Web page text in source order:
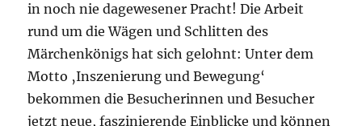
in noch nie dagewesener Pracht! Die Arbeit
rund um die Wägen und Schlitten des
Märchenkönigs hat sich gelohnt: Unter dem
Motto ‚Inszenierung und Bewegung‘
bekommen die Besucherinnen und Besucher
jetzt neue, faszinierende Einblicke und können